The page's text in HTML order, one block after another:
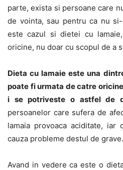
parte, exista si persoane care
de vointa, sau pentru ca nu
este cazul si dietei cu
oricine, nu doar cu scopul de a
Dieta cu lamaie este una
poate fi urmata de catre
i se potriveste o astfel de
persoanelor care sufera de
lamaia provoaca aciditate,
cauza probleme destul de grave.
Avand in vedere ca este o